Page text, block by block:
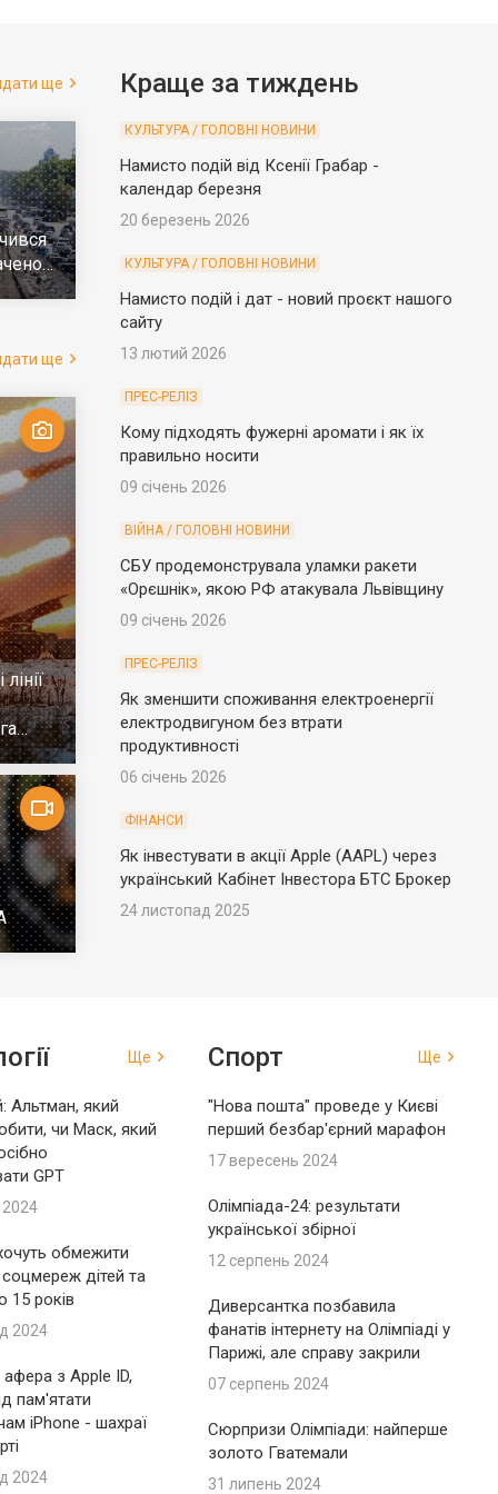
ще
ще
Краще за тиждень
КУЛЬТУРА / ГОЛОВНІ НОВИНИ
Намисто подій від Ксенії Грабар -
календар березня
20 березень 2026
КУЛЬТУРА / ГОЛОВНІ НОВИНИ
Намисто подій і дат - новий проєкт нашого
сайту
13 лютий 2026
ПРЕС-РЕЛІЗ
Кому підходять фужерні аромати і як їх
правильно носити
09 січень 2026
ВІЙНА / ГОЛОВНІ НОВИНИ
СБУ продемонструвала уламки ракети
«Орєшнік», якою РФ атакувала Львівщину
09 січень 2026
ПРЕС-РЕЛІЗ
Як зменшити споживання електроенергії
електродвигуном без втрати
продуктивності
06 січень 2026
ФІНАНСИ
Як інвестувати в акції Apple (AAPL) через
український Кабінет Інвестора БТС Брокер
24 листопад 2025
Ще
Альтман, який
чи Маск, який
GPT
2024
обмежити
дітей та
15 років
2024
з Apple ID,
пам'ятати
iPhone - шахраї
2024
Спорт Ще
"Нова пошта" проведе у Києві
перший безбар'єрний марафон
17 вересень 2024
Олімпіада-24: результати
української збірної
12 серпень 2024
Диверсантка позбавила
фанатів інтернету на Олімпіаді у
Парижі, але справу закрили
07 серпень 2024
Сюрпризи Олімпіади: найперше
золото Гватемали
31 липень 2024